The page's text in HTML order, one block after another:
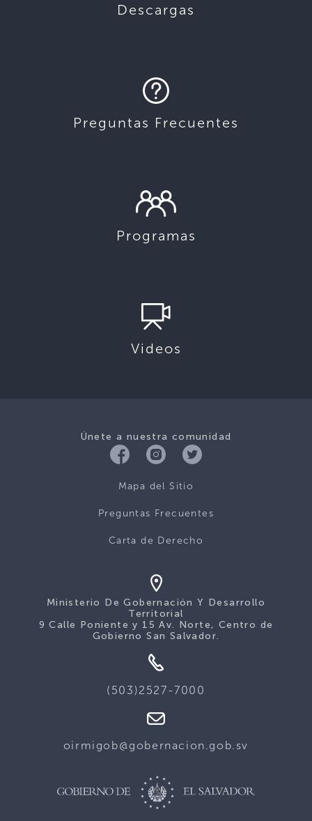
Descargas
Preguntas Frecuentes
Programas
Videos
Únete a nuestra comunidad
Mapa del Sitio
Preguntas Frecuentes
Carta de Derecho
Ministerio De Gobernación Y Desarrollo
Territorial
9 Calle Poniente y 15 Av. Norte, Centro de
Gobierno San Salvador.
(503)2527-7000
oirmigob@gobernacion.gob.sv